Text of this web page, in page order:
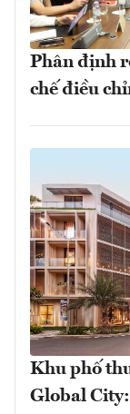
Phân định
chế điều
Khu phố
Global